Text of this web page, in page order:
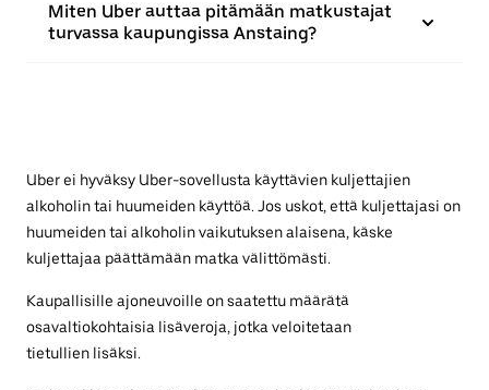
Miten Uber auttaa pitämään matkustajat
turvassa kaupungissa Anstaing?
Uber ei hyväksy Uber-sovellusta käyttävien kuljettajien
alkoholin tai huumeiden käyttöä. Jos uskot, että kuljettajasi on
huumeiden tai alkoholin vaikutuksen alaisena, käske
kuljettajaa päättämään matka välittömästi.
Kaupallisille ajoneuvoille on saatettu määrätä
osavaltiokohtaisia lisäveroja, jotka veloitetaan
tietullien lisäksi.